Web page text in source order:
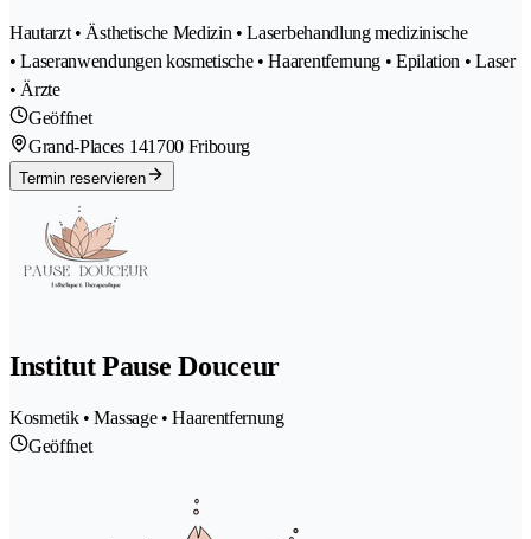
Hautarzt • Ästhetische Medizin • Laserbehandlung medizinische
• Laseranwendungen kosmetische • Haarentfernung • Epilation • Laser
• Ärzte
Geöffnet
Grand-Places 141700 Fribourg
Termin reservieren
Institut Pause Douceur
Kosmetik • Massage • Haarentfernung
Geöffnet